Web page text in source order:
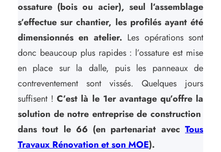
ossature (bois ou acier), seul l’assemblage
s’effectue sur chantier, les profilés ayant été
dimensionnés en atelier. Les opérations sont
donc beaucoup plus rapides : l’ossature est mise
en place sur la dalle, puis les panneaux de
contreventement sont vissés. Quelques jours
suffisent !C’est là le 1er avantage qu’offre la
solution de notre entreprise de construction
dans tout le 66 (en partenariat avec Tous
Travaux Rénovation et son MOE).